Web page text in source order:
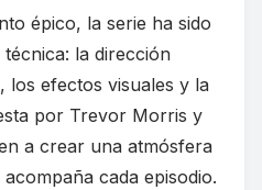
épico, la serie ha sido
la dirección
los efectos visuales y la
por Trevor Morris y
a crear una atmósfera
cada episodio.